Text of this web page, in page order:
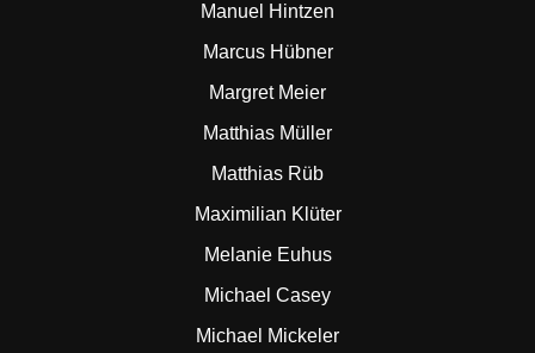
Manuel Hintzen
Marcus Hübner
Margret Meier
Matthias Müller
Matthias Rüb
Maximilian Klüter
Melanie Euhus
Michael Casey
Michael Mickeler